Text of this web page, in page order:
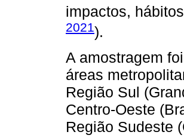
impactos,
2021).
A amostragem
áreas
Região Sul
Centro-Oeste
Região Sudeste